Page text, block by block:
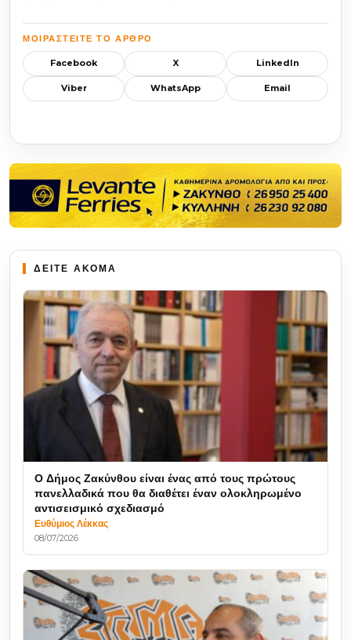
ΜΟΙΡΑΣΤΕΊΤΕ ΤΟ ΆΡΘΡΟ
Facebook X LinkedIn
Viber WhatsApp Email
ΔΕΙΤΕ ΑΚΟΜΑ
Ο Δήμος Ζακύνθου είναι ένας από τους πρώτους
πανελλαδικά που θα διαθέτει έναν ολοκληρωμένο
αντισεισμικό σχεδιασμό
Ευθύμιος Λέκκας
08/07/2026